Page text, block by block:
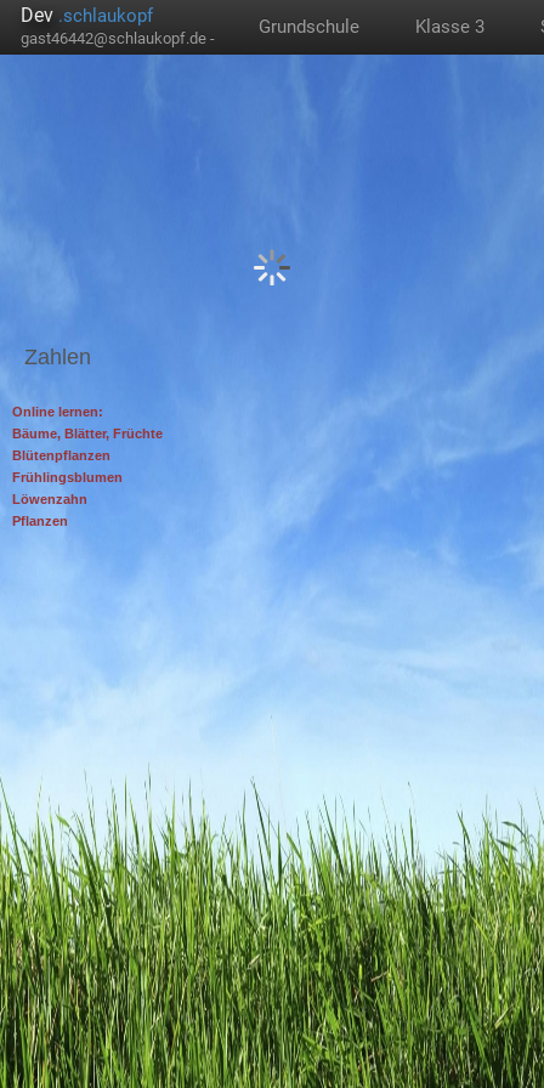
Dev .schlaukopf
gast46442@schlaukopf.de -
Grundschule Klasse 3
Zahlen
Online lernen:
Bäume, Blätter, Früchte
Blütenpflanzen
Frühlingsblumen
Löwenzahn
Pflanzen